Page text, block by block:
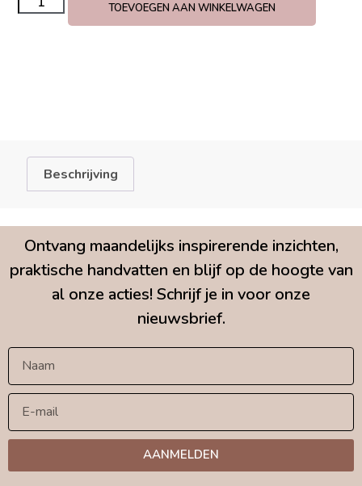
TOEVOEGEN AAN WINKELWAGEN
Beschrijving
Ontvang maandelijks inspirerende inzichten,
praktische handvatten en blijf op de hoogte van
al onze acties! Schrijf je in voor onze
nieuwsbrief.
AANMELDEN